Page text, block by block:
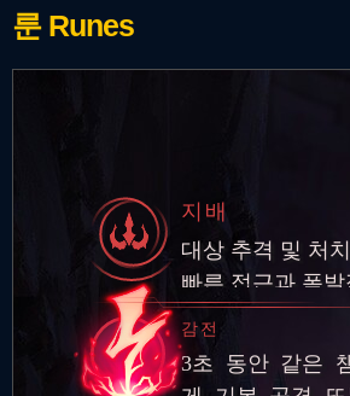
룬 Runes
지배
대상 추격 및 처치
빠른 접근과 폭발
감전
3초 동안 같은